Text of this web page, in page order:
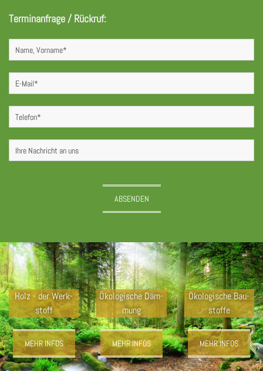
Terminanfrage / Rückruf:
Holz - der Werk­
stoff
MEHR INFOS
Öko­lo­gi­sche Däm­
mung
MEHR INFOS
Öko­lo­gi­sche Bau­
stof­fe
MEHR INFOS